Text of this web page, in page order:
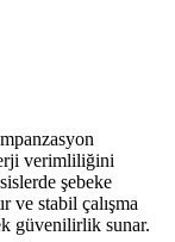
verimliliğini
şebeke
ve stabil çalışma
güvenilirlik sunar.